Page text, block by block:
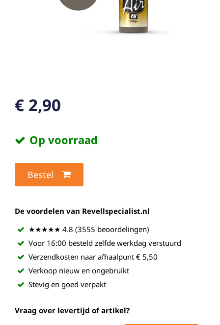
€ 2,90
Op voorraad
Bestel
De voordelen van Revellspecialist.nl
★★★★★ 4.8 (3555 beoordelingen)
Voor 16:00 besteld zelfde werkdag verstuurd
Verzendkosten naar afhaalpunt € 5,50
Verkoop nieuw en ongebruikt
Stevig en goed verpakt
Vraag over levertijd of artikel?